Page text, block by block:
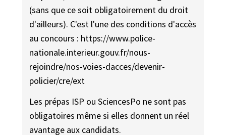
(sans que ce soit obligatoirement du droit
d'ailleurs). C'est l'une des conditions d'accès
au concours : https://www.police-
nationale.interieur.gouv.fr/nous-
rejoindre/nos-voies-dacces/devenir-
policier/cre/ext
Les prépas ISP ou SciencesPo ne sont pas
obligatoires même si elles donnent un réel
avantage aux candidats.